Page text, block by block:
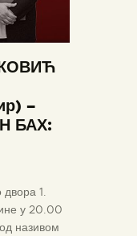
–
БАХ:
двора 1.
у 20.00
називом